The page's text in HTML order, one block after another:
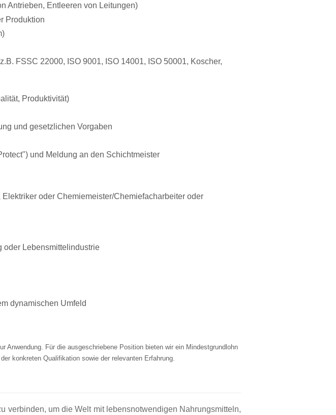
Antrieben, Entleeren von Leitungen)
Produktion
FSSC 22000, ISO 9001, ISO 14001, ISO 50001, Koscher,
Produktivität)
und gesetzlichen Vorgaben
und Meldung an den Schichtmeister
oder Chemiemeister/Chemiefacharbeiter oder
oder Lebensmittelindustrie
dynamischen Umfeld
Anwendung. Für die ausgeschriebene Position bieten wir ein Mindestgrundlohn
konkreten Qualifikation sowie der relevanten Erfahrung.
verbinden, um die Welt mit lebensnotwendigen Nahrungsmitteln,